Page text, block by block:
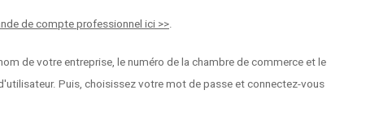
de compte professionnel ici >>.
de votre entreprise, le numéro de la chambre de commerce et le
Puis, choisissez votre mot de passe et connectez-vous